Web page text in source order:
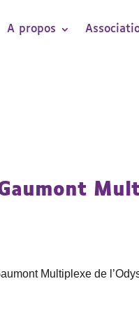
A propos
Multiplexe de